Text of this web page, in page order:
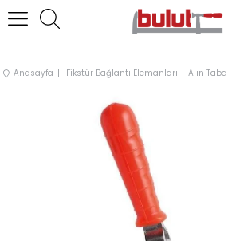
Anasayfa Fikstür Bağlantı Elemanları Alın